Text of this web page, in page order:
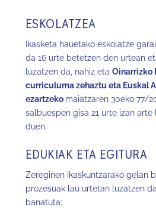
ESKOLATZEA
Ikasketa hauetako eskolatze
da 16 urte betetzen den urtean
luzatzen da, nahiz eta Oinarrizko
curriculuma zehaztu eta Euskal
ezartzeko maiatzaren 30eko 77/
salbuespen gisa 21 urte izan
duen.
EDUKIAK ETA EGITURA
Zereginen ikaskuntzarako gelan
prozesuak lau urtetan luzatzen
banatuta: